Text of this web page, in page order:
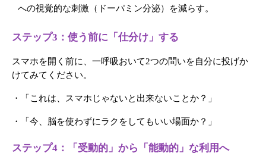
への視覚的な刺激（ドーパミン分泌）を減らす。
ステップ3：使う前に「仕分け」する
スマホを開く前に、一呼吸おいて2つの問いを自分に投げか
けてみてください。
・「これは、スマホじゃないと出来ないことか？」
・「今、脳を使わずにラクをしてもいい場面か？」
ステップ4：「受動的」から「能動的」な利用へ